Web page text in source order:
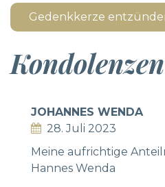
Gedenkkerze
Kondolenzen
JOHANNES WENDA
28. Juli 2023
Meine aufrichtige
Hannes Wenda